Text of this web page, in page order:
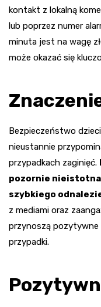
kontakt z lokalną
lub poprzez numer
minuta jest na wagę
może okazać się
Bezpieczeństwo
nieustannie
przypadkach zaginięć.
pozornie
szybkiego
z mediami oraz
przynoszą pozytywne
przypadki.